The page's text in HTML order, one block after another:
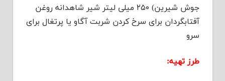
جوش شیرین) ۲۵۰ میلی لیتر شیر شاهدانه روغن
آفتابگردان برای سرخ کردن شربت آگاو یا پرتغال برای
سرو
طرز تهیه: